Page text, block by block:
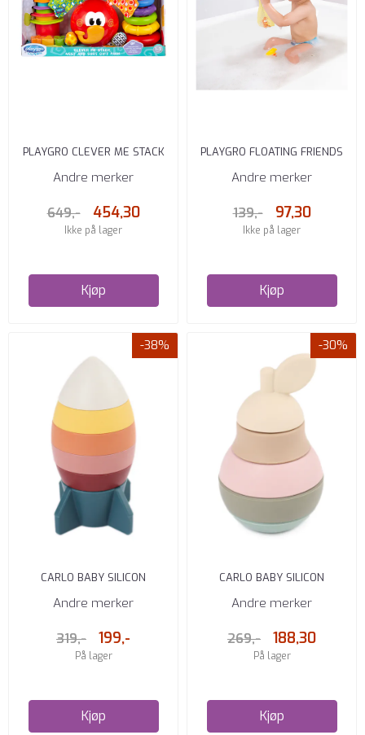
PLAYGRO CLEVER ME STACK
SORT AND NEST GIFT PACK
Andre merker
649,- 454,30
Ikke på lager
Kjøp
PLAYGRO FLOATING FRIENDS
BATH FUN&STORAGE SET 6M+
Andre merker
139,- 97,30
Ikke på lager
Kjøp
-38%
CARLO BABY SILICON
STACKING TOY ROCKET 6 PCS
Andre merker
319,- 199,-
På lager
Kjøp
-30%
CARLO BABY SILICON
STACKING TOY PEAR 5 PCS
Andre merker
269,- 188,30
På lager
Kjøp